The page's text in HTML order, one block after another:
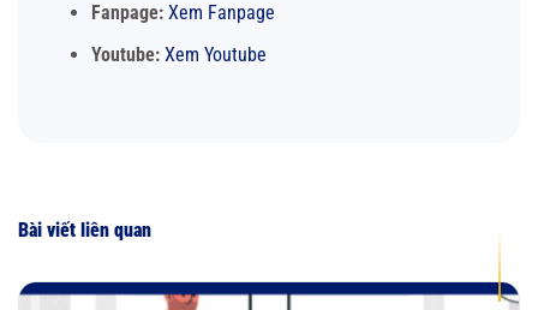
Fanpage: Xem Fanpage
Youtube: Xem Youtube
Bài viết liên quan